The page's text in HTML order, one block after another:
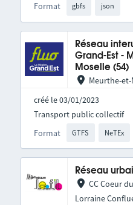
Format gbfs json
Réseau
Grand-Est -
Moselle (54)
Meurthe-
créé le 03/01/2023
Format GTFS NeTEx
Transport public collectif
Réseau
CC Coeur
Lorraine